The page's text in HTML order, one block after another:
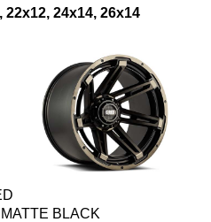
24x14, 26x14
BLACK